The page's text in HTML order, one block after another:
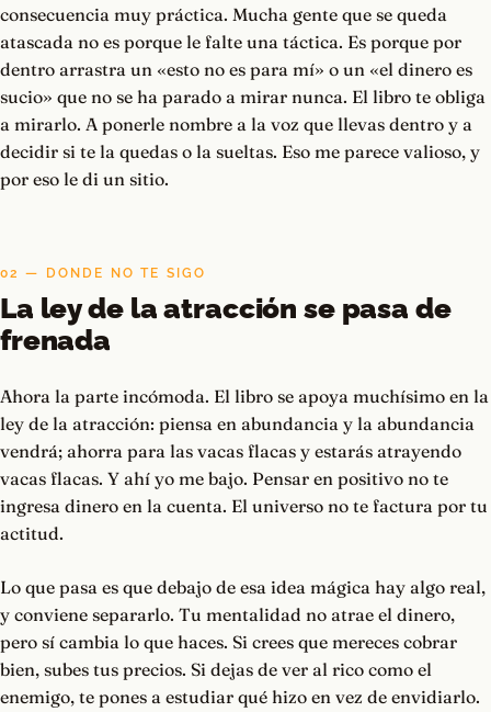
consecuencia muy práctica. Mucha gente que se queda
atascada no es porque le falte una táctica. Es porque por
dentro arrastra un «esto no es para mí» o un «el dinero es
sucio» que no se ha parado a mirar nunca. El libro te obliga
a mirarlo. A ponerle nombre a la voz que llevas dentro y a
decidir si te la quedas o la sueltas. Eso me parece valioso, y
por eso le di un sitio.
02 — DONDE NO TE SIGO
La ley de la atracción se pasa de
frenada
Ahora la parte incómoda. El libro se apoya muchísimo en la
ley de la atracción: piensa en abundancia y la abundancia
vendrá; ahorra para las vacas flacas y estarás atrayendo
vacas flacas. Y ahí yo me bajo. Pensar en positivo no te
ingresa dinero en la cuenta. El universo no te factura por tu
actitud.
Lo que pasa es que debajo de esa idea mágica hay algo real,
y conviene separarlo. Tu mentalidad no atrae el dinero,
pero sí cambia lo que haces. Si crees que mereces cobrar
bien, subes tus precios. Si dejas de ver al rico como el
enemigo, te pones a estudiar qué hizo en vez de envidiarlo.